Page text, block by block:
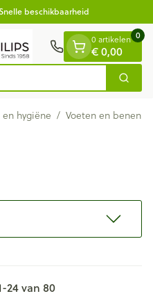
beschikbaarheid
Zoek
0 artikelen
€ 0,00
0
hygiëne / Voeten en benen
-24van 80